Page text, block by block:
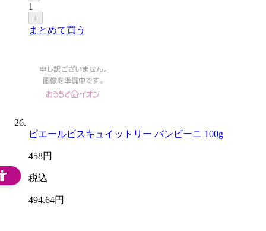
1
+
まとめて買う
ピエールビスキュイットリー バンビーニ 100g
458円
税込
494.64円